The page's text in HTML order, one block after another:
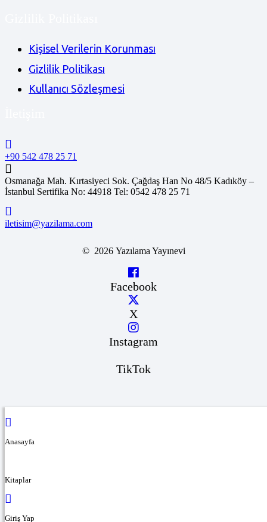
Kişisel Verilerin Korunması
Gizlilik Politikası
Kullanıcı Sözleşmesi
+90 542 478 25 71
Osmanağa Mah. Kırtasiyeci Sok. Çağdaş Han No 48/5 Kadıköy –
İstanbul Sertifika No: 44918 Tel: 0542 478 25 71
iletisim@yazilama.com
© 2026 Yazılama Yayınevi
Facebook
X
Instagram
TikTok
Anasayfa
Kitaplar
Giriş Yap